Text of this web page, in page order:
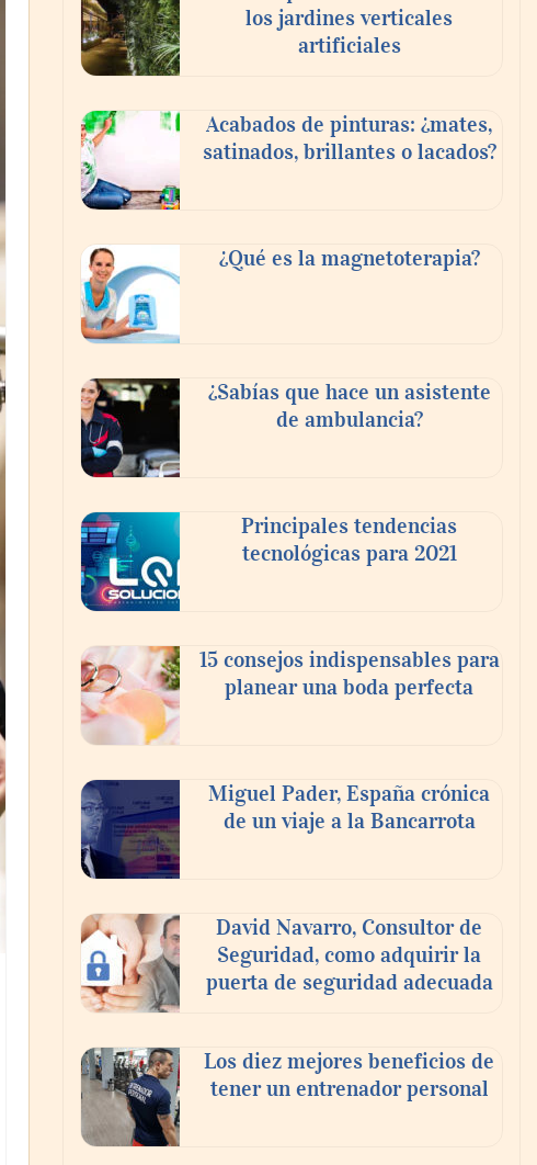
los jardines verticales
artificiales
Acabados de pinturas: ¿mates,
satinados, brillantes o lacados?
¿Qué es la magnetoterapia?
¿Sabías que hace un asistente
de ambulancia?
Principales tendencias
tecnológicas para 2021
15 consejos indispensables para
planear una boda perfecta
Miguel Pader, España crónica
de un viaje a la Bancarrota
David Navarro, Consultor de
Seguridad, como adquirir la
puerta de seguridad adecuada
Los diez mejores beneficios de
tener un entrenador personal